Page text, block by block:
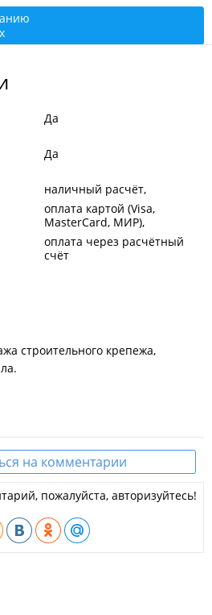
Да
Да
наличный расчёт
оплата картой (Visa,
MasterCard, МИР)
оплата через расчётный
счёт
строительного крепежа,
на комментарии
пожалуйста, авторизуйтесь!